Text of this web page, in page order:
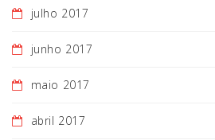
julho 2017
junho 2017
maio 2017
abril 2017